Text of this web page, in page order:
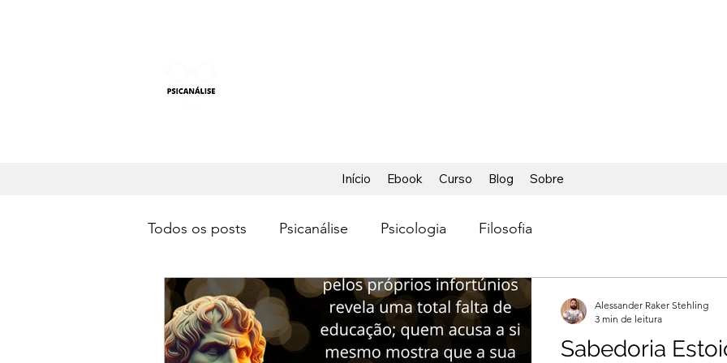
Início Ebook Curso Blog Sobre
Todos os posts Psicanálise Psicologia Filosofia
Sabedoria
Alessander Raker Stehling
3 min de leitura